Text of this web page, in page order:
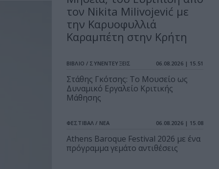
τον Nikita Milivojević με
την Καρυοφυλλιά
Καραμπέτη στην Κρήτη
ΒΙΒΛΙΟ / ΣΥΝΕΝΤΕΥΞΕΙΣ 06.08.2026 | 15.51
Στάθης Γκότσης: Το Μουσείο ως
Δυναμικό Εργαλείο Κριτικής
Μάθησης
ΦΕΣΤΙΒΑΛ / ΝΕΑ 06.08.2026 | 15.08
Athens Baroque Festival 2026 με ένα
πρόγραμμα γεμάτο αντιθέσεις